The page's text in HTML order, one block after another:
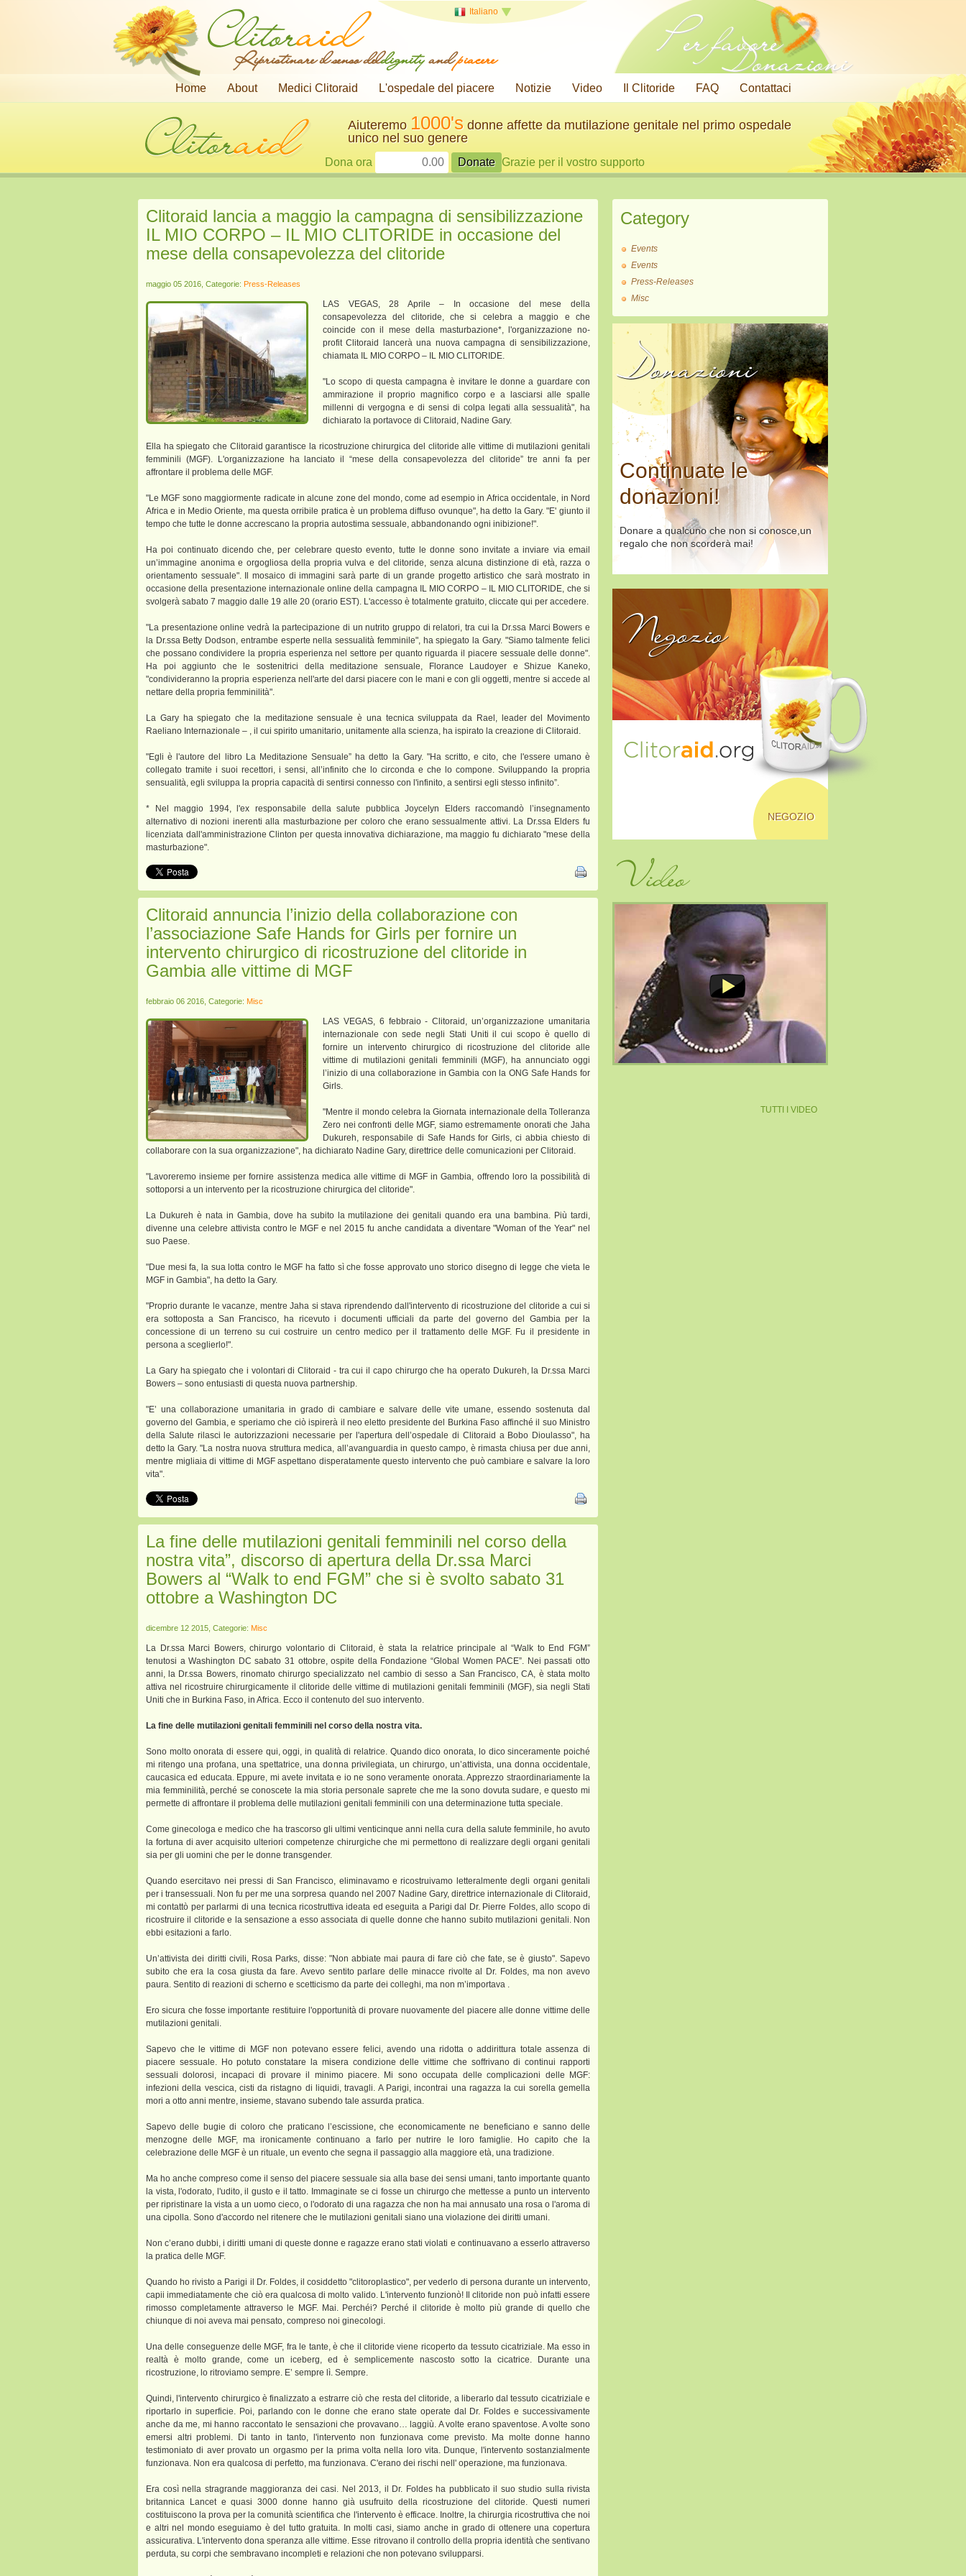
Italiano
Ripristinare il senso deldignityandpiacere Per favoreDonazioni
Home About Medici Clitoraid L'ospedale del piacere Notizie Video Il Clitoride FAQ Contattaci
Aiuteremo 1000's donne affette da mutilazione genitale nel primo ospedale
unico nel suo genere
Dona ora Grazie per il vostro supporto
Clitoraid lancia a maggio la campagna di sensibilizzazione
IL MIO CORPO – IL MIO CLITORIDE in occasione del
mese della consapevolezza del clitoride
maggio 05 2016, Categorie: Press-Releases
LAS VEGAS, 28 Aprile – In occasione del mese della
consapevolezza del clitoride, che si celebra a maggio e che
coincide con il mese della masturbazione*, l'organizzazione no-
profit Clitoraid lancerà una nuova campagna di sensibilizzazione,
chiamata IL MIO CORPO – IL MIO CLITORIDE.
"Lo scopo di questa campagna è invitare le donne a guardare con
ammirazione il proprio magnifico corpo e a lasciarsi alle spalle
millenni di vergogna e di sensi di colpa legati alla sessualità", ha
dichiarato la portavoce di Clitoraid, Nadine Gary.
Ella ha spiegato che Clitoraid garantisce la ricostruzione chirurgica del clitoride alle vittime di mutilazioni genitali
femminili (MGF). L'organizzazione ha lanciato il “mese della consapevolezza del clitoride” tre anni fa per
affrontare il problema delle MGF.
"Le MGF sono maggiormente radicate in alcune zone del mondo, come ad esempio in Africa occidentale, in Nord
Africa e in Medio Oriente, ma questa orribile pratica è un problema diffuso ovunque", ha detto la Gary. "E' giunto il
tempo che tutte le donne accrescano la propria autostima sessuale, abbandonando ogni inibizione!".
Ha poi continuato dicendo che, per celebrare questo evento, tutte le donne sono invitate a inviare via email
un’immagine anonima e orgogliosa della propria vulva e del clitoride, senza alcuna distinzione di età, razza o
orientamento sessuale". Il mosaico di immagini sarà parte di un grande progetto artistico che sarà mostrato in
occasione della presentazione internazionale online della campagna IL MIO CORPO – IL MIO CLITORIDE, che si
svolgerà sabato 7 maggio dalle 19 alle 20 (orario EST). L'accesso è totalmente gratuito, cliccate qui per accedere.
"La presentazione online vedrà la partecipazione di un nutrito gruppo di relatori, tra cui la Dr.ssa Marci Bowers e
la Dr.ssa Betty Dodson, entrambe esperte nella sessualità femminile", ha spiegato la Gary. "Siamo talmente felici
che possano condividere la propria esperienza nel settore per quanto riguarda il piacere sessuale delle donne".
Ha poi aggiunto che le sostenitrici della meditazione sensuale, Florance Laudoyer e Shizue Kaneko,
"condivideranno la propria esperienza nell'arte del darsi piacere con le mani e con gli oggetti, mentre si accede al
nettare della propria femminilità".
La Gary ha spiegato che la meditazione sensuale è una tecnica sviluppata da Rael, leader del Movimento
Raeliano Internazionale – , il cui spirito umanitario, unitamente alla scienza, ha ispirato la creazione di Clitoraid.
"Egli è l'autore del libro La Meditazione Sensuale” ha detto la Gary. "Ha scritto, e cito, che l'essere umano è
collegato tramite i suoi recettori, i sensi, all’infinito che lo circonda e che lo compone. Sviluppando la propria
sensualità, egli sviluppa la propria capacità di sentirsi connesso con l'infinito, a sentirsi egli stesso infinito”.
* Nel maggio 1994, l'ex responsabile della salute pubblica Joycelyn Elders raccomandò l’insegnamento
alternativo di nozioni inerenti alla masturbazione per coloro che erano sessualmente attivi. La Dr.ssa Elders fu
licenziata dall'amministrazione Clinton per questa innovativa dichiarazione, ma maggio fu dichiarato "mese della
masturbazione".
Clitoraid annuncia l’inizio della collaborazione con
l’associazione Safe Hands for Girls per fornire un
intervento chirurgico di ricostruzione del clitoride in
Gambia alle vittime di MGF
febbraio 06 2016, Categorie: Misc
LAS VEGAS, 6 febbraio - Clitoraid, un’organizzazione umanitaria
internazionale con sede negli Stati Uniti il cui scopo è quello di
fornire un intervento chirurgico di ricostruzione del clitoride alle
vittime di mutilazioni genitali femminili (MGF), ha annunciato oggi
l’inizio di una collaborazione in Gambia con la ONG Safe Hands for
Girls.
"Mentre il mondo celebra la Giornata internazionale della Tolleranza
Zero nei confronti delle MGF, siamo estremamente onorati che Jaha
Dukureh, responsabile di Safe Hands for Girls, ci abbia chiesto di
collaborare con la sua organizzazione", ha dichiarato Nadine Gary, direttrice delle comunicazioni per Clitoraid.
"Lavoreremo insieme per fornire assistenza medica alle vittime di MGF in Gambia, offrendo loro la possibilità di
sottoporsi a un intervento per la ricostruzione chirurgica del clitoride".
La Dukureh è nata in Gambia, dove ha subito la mutilazione dei genitali quando era una bambina. Più tardi,
divenne una celebre attivista contro le MGF e nel 2015 fu anche candidata a diventare "Woman of the Year" nel
suo Paese.
"Due mesi fa, la sua lotta contro le MGF ha fatto sì che fosse approvato uno storico disegno di legge che vieta le
MGF in Gambia", ha detto la Gary.
"Proprio durante le vacanze, mentre Jaha si stava riprendendo dall'intervento di ricostruzione del clitoride a cui si
era sottoposta a San Francisco, ha ricevuto i documenti ufficiali da parte del governo del Gambia per la
concessione di un terreno su cui costruire un centro medico per il trattamento delle MGF. Fu il presidente in
persona a sceglierlo!".
La Gary ha spiegato che i volontari di Clitoraid - tra cui il capo chirurgo che ha operato Dukureh, la Dr.ssa Marci
Bowers – sono entusiasti di questa nuova partnership.
"E’ una collaborazione umanitaria in grado di cambiare e salvare delle vite umane, essendo sostenuta dal
governo del Gambia, e speriamo che ciò ispirerà il neo eletto presidente del Burkina Faso affinché il suo Ministro
della Salute rilasci le autorizzazioni necessarie per l'apertura dell’ospedale di Clitoraid a Bobo Dioulasso", ha
detto la Gary. "La nostra nuova struttura medica, all’avanguardia in questo campo, è rimasta chiusa per due anni,
mentre migliaia di vittime di MGF aspettano disperatamente questo intervento che può cambiare e salvare la loro
vita".
La fine delle mutilazioni genitali femminili nel corso della
nostra vita”, discorso di apertura della Dr.ssa Marci
Bowers al “Walk to end FGM” che si è svolto sabato 31
ottobre a Washington DC
dicembre 12 2015, Categorie: Misc
La Dr.ssa Marci Bowers, chirurgo volontario di Clitoraid, è stata la relatrice principale al “Walk to End FGM”
tenutosi a Washington DC sabato 31 ottobre, ospite della Fondazione “Global Women PACE”. Nei passati otto
anni, la Dr.ssa Bowers, rinomato chirurgo specializzato nel cambio di sesso a San Francisco, CA, è stata molto
attiva nel ricostruire chirurgicamente il clitoride delle vittime di mutilazioni genitali femminili (MGF), sia negli Stati
Uniti che in Burkina Faso, in Africa. Ecco il contenuto del suo intervento.
La fine delle mutilazioni genitali femminili nel corso della nostra vita.
Sono molto onorata di essere qui, oggi, in qualità di relatrice. Quando dico onorata, lo dico sinceramente poiché
mi ritengo una profana, una spettatrice, una donna privilegiata, un chirurgo, un’attivista, una donna occidentale,
caucasica ed educata. Eppure, mi avete invitata e io ne sono veramente onorata. Apprezzo straordinariamente la
mia femminilità, perché se conoscete la mia storia personale saprete che me la sono dovuta sudare, e questo mi
permette di affrontare il problema delle mutilazioni genitali femminili con una determinazione tutta speciale.
Come ginecologa e medico che ha trascorso gli ultimi venticinque anni nella cura della salute femminile, ho avuto
la fortuna di aver acquisito ulteriori competenze chirurgiche che mi permettono di realizzare degli organi genitali
sia per gli uomini che per le donne transgender.
Quando esercitavo nei pressi di San Francisco, eliminavamo e ricostruivamo letteralmente degli organi genitali
per i transessuali. Non fu per me una sorpresa quando nel 2007 Nadine Gary, direttrice internazionale di Clitoraid,
mi contattò per parlarmi di una tecnica ricostruttiva ideata ed eseguita a Parigi dal Dr. Pierre Foldes, allo scopo di
ricostruire il clitoride e la sensazione a esso associata di quelle donne che hanno subito mutilazioni genitali. Non
ebbi esitazioni a farlo.
Un’attivista dei diritti civili, Rosa Parks, disse: "Non abbiate mai paura di fare ciò che fate, se è giusto". Sapevo
subito che era la cosa giusta da fare. Avevo sentito parlare delle minacce rivolte al Dr. Foldes, ma non avevo
paura. Sentito di reazioni di scherno e scetticismo da parte dei colleghi, ma non m’importava .
Ero sicura che fosse importante restituire l'opportunità di provare nuovamente del piacere alle donne vittime delle
mutilazioni genitali.
Sapevo che le vittime di MGF non potevano essere felici, avendo una ridotta o addirittura totale assenza di
piacere sessuale. Ho potuto constatare la misera condizione delle vittime che soffrivano di continui rapporti
sessuali dolorosi, incapaci di provare il minimo piacere. Mi sono occupata delle complicazioni delle MGF:
infezioni della vescica, cisti da ristagno di liquidi, travagli. A Parigi, incontrai una ragazza la cui sorella gemella
mori a otto anni mentre, insieme, stavano subendo tale assurda pratica.
Sapevo delle bugie di coloro che praticano l’escissione, che economicamente ne beneficiano e sanno delle
menzogne delle MGF, ma ironicamente continuano a farlo per nutrire le loro famiglie. Ho capito che la
celebrazione delle MGF è un rituale, un evento che segna il passaggio alla maggiore età, una tradizione.
Ma ho anche compreso come il senso del piacere sessuale sia alla base dei sensi umani, tanto importante quanto
la vista, l'odorato, l'udito, il gusto e il tatto. Immaginate se ci fosse un chirurgo che mettesse a punto un intervento
per ripristinare la vista a un uomo cieco, o l'odorato di una ragazza che non ha mai annusato una rosa o l'aroma di
una cipolla. Sono d'accordo nel ritenere che le mutilazioni genitali siano una violazione dei diritti umani.
Non c’erano dubbi, i diritti umani di queste donne e ragazze erano stati violati e continuavano a esserlo attraverso
la pratica delle MGF.
Quando ho rivisto a Parigi il Dr. Foldes, il cosiddetto "clitoroplastico", per vederlo di persona durante un intervento,
capii immediatamente che ciò era qualcosa di molto valido. L'intervento funzionò! Il clitoride non può infatti essere
rimosso completamente attraverso le MGF. Mai. Perchéi? Perché il clitoride è molto più grande di quello che
chiunque di noi aveva mai pensato, compreso noi ginecologi.
Una delle conseguenze delle MGF, fra le tante, è che il clitoride viene ricoperto da tessuto cicatriziale. Ma esso in
realtà è molto grande, come un iceberg, ed è semplicemente nascosto sotto la cicatrice. Durante una
ricostruzione, lo ritroviamo sempre. E’ sempre lì. Sempre.
Quindi, l'intervento chirurgico è finalizzato a estrarre ciò che resta del clitoride, a liberarlo dal tessuto cicatriziale e
riportarlo in superficie. Poi, parlando con le donne che erano state operate dal Dr. Foldes e successivamente
anche da me, mi hanno raccontato le sensazioni che provavano… laggiù. A volte erano spaventose. A volte sono
emersi altri problemi. Di tanto in tanto, l'intervento non funzionava come previsto. Ma molte donne hanno
testimoniato di aver provato un orgasmo per la prima volta nella loro vita. Dunque, l'intervento sostanzialmente
funzionava. Non era qualcosa di perfetto, ma funzionava. C'erano dei rischi nell' operazione, ma funzionava.
Era così nella stragrande maggioranza dei casi. Nel 2013, il Dr. Foldes ha pubblicato il suo studio sulla rivista
britannica Lancet e quasi 3000 donne hanno già usufruito della ricostruzione del clitoride. Questi numeri
costituiscono la prova per la comunità scientifica che l'intervento è efficace. Inoltre, la chirurgia ricostruttiva che noi
e altri nel mondo eseguiamo è del tutto gratuita. In molti casi, siamo anche in grado di ottenere una copertura
assicurativa. L'intervento dona speranza alle vittime. Esse ritrovano il controllo della propria identità che sentivano
perduta, su corpi che sembravano incompleti e relazioni che non potevano svilupparsi.
Category
Events
Events
Press-Releases
Misc
Donazioni
Continuate le
donazioni!
Donare a qualcuno che non si conosce,un
regalo che non scorderà mai!
Negozio
NEGOZIO
Video
TUTTI I VIDEO